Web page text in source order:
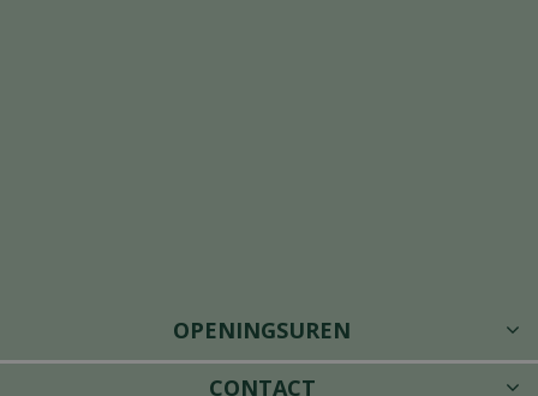
OPENINGSUREN
CONTACT